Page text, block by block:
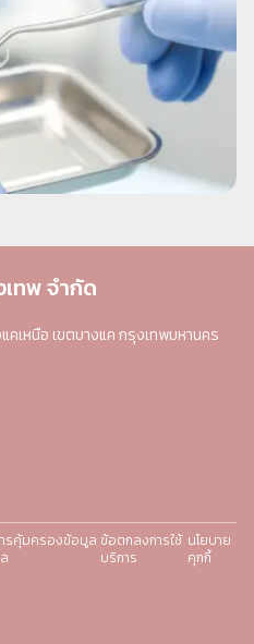
ทพ จำกัด
เหนือ เขตบางแค กรุงเทพมหานคร
รคุ้มครองข้อมูล ข้อตกลงการใช้
บริการ
นโยบาย
คุกกี้